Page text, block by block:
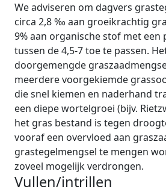
We adviseren om dagvers
circa 2,8 ‰ aan groeikrachtig
9% aan organische stof met een
tussen de 4,5-7 toe te passen.
doorgemengde
meerdere voorgekiemde
die snel kiemen en naderhand
een diepe wortelgroei (bijv.
het gras bestand is tegen
vooraf een overvloed aan
grastegelmengsel te mengen
zoveel mogelijk verdrongen.
Vullen/intrillen